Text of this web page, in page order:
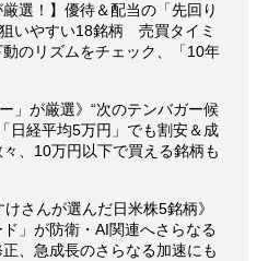
選！】優待＆配当の「先回り
いやすい18銘柄 売買タイミ
のリズムをチェック、「10年
」が厳選》“次のテンバガー候
日経平均5万円」でも割安＆成
、10万円以下で買える銘柄も
さんが選んだ日米株5銘柄》
ド」が防衛・AI関連へさらなる
、急成長のさらなる加速にも